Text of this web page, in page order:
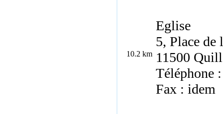
10.2 km
Eglise
5, Place
11500
Téléphone
Fax : idem